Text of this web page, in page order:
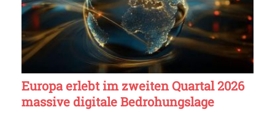
Europa erlebt im zweiten Quartal 2026
massive digitale Bedrohungslage